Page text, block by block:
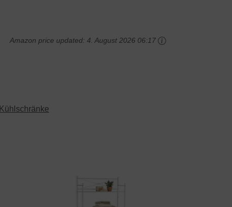
Amazon price updated:4. August 2026 06:17
Kühlschränke